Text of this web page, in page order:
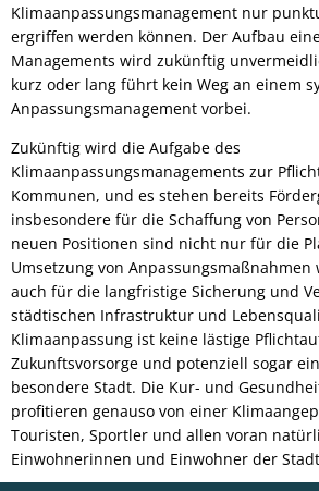
Klimaanpassungsmanagement nur
ergriffen werden können. Der Aufbau
Managements wird zukünftig
kurz oder lang führt kein Weg an einem
Anpassungsmanagement vorbei.
Zukünftig wird die Aufgabe des
Klimaanpassungsmanagements zur
Kommunen, und es stehen bereits
insbesondere für die Schaffung von
neuen Positionen sind nicht nur für die
Umsetzung von
auch für die langfristige Sicherung und
städtischen Infrastruktur und
Klimaanpassung ist keine lästige
Zukunftsvorsorge und potenziell sogar
besondere Stadt. Die Kur- und
profitieren genauso von einer
Touristen, Sportler und allen voran
Einwohnerinnen und Einwohner der